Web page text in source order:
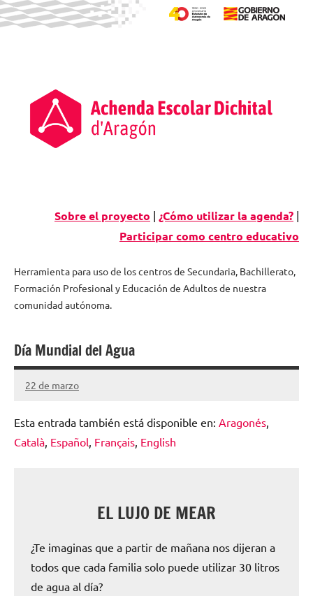
Sobre el proyecto | ¿Cómo utilizar la agenda? |
Participar como centro educativo
Agenda
digital
de
Herramienta para uso de los centros de Secundaria, Bachillerato,
Formación Profesional y Educación de Adultos de nuestra
comunidad autónoma.
Día Mundial del Agua
22 de marzo
Santiago
Subirá
Esta entrada también está disponible en: Aragonés
Català Español Français English
EL LUJO DE MEAR
¿Te imaginas que a partir de mañana nos dijeran a
todos que cada familia solo puede utilizar 30 litros
de agua al día?